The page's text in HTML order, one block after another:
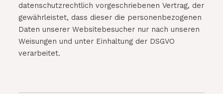
datenschutzrechtlich vorgeschriebenen Vertrag, der
gewährleistet, dass dieser die personenbezogenen
Daten unserer Websitebesucher nur nach unseren
Weisungen und unter Einhaltung der DSGVO
verarbeitet.